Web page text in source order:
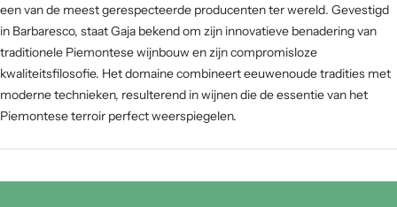
een van de meest gerespecteerde producenten ter wereld. Gevestigd
in Barbaresco, staat Gaja bekend om zijn innovatieve benadering van
traditionele Piemontese wijnbouw en zijn compromisloze
kwaliteitsfilosofie. Het domaine combineert eeuwenoude tradities met
moderne technieken, resulterend in wijnen die de essentie van het
Piemontese terroir perfect weerspiegelen.